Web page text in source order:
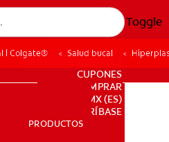
Toggle
PRODUCTOS
PARA PROFESIONALES
CUPONES
DONDE COMPRAR
MX (ES)
SUSCRÍBASE
PRODUCTOS
| Colgate® Salud bucal